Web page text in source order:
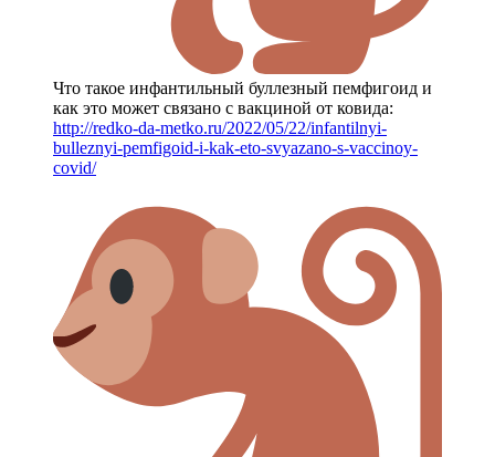
Что такое инфантильный буллезный пемфигоид и
как это может связано с вакциной от ковида:
http://redko-da-metko.ru/2022/05/22/infantilnyi-
bulleznyi-pemfigoid-i-kak-eto-svyazano-s-vaccinoy-
covid/